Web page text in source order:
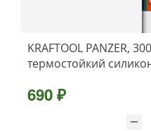
KRAFTOOL PANZER,
термостойкий
690 ₽